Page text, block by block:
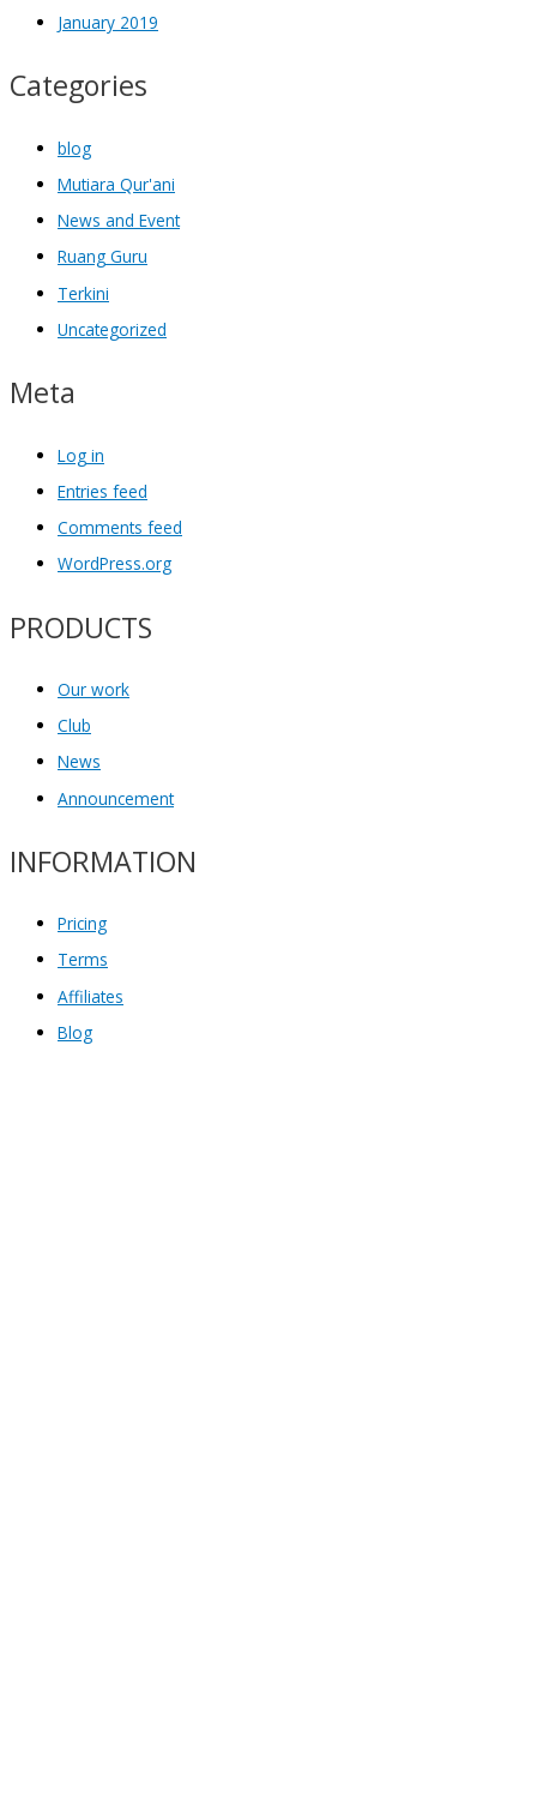
January 2019
Categories
blog
Mutiara Qur'ani
News and Event
Ruang Guru
Terkini
Uncategorized
Meta
Log in
Entries feed
Comments feed
WordPress.org
PRODUCTS
Our work
Club
News
Announcement
INFORMATION
Pricing
Terms
Affiliates
Blog